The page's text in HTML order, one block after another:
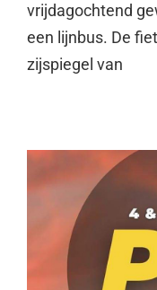
vrijdagochtend
een lijnbus. De
zijspiegel van